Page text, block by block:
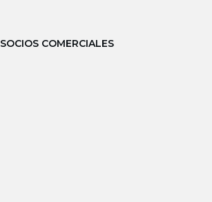
SOCIOS COMERCIALES